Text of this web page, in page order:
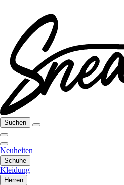
Suchen
Neuheiten
Schuhe
Kleidung
Herren